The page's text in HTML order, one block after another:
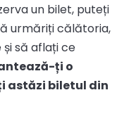
un bilet, puteți
urmăriți călătoria,
să aflați ce
ți o
astăzi biletul din